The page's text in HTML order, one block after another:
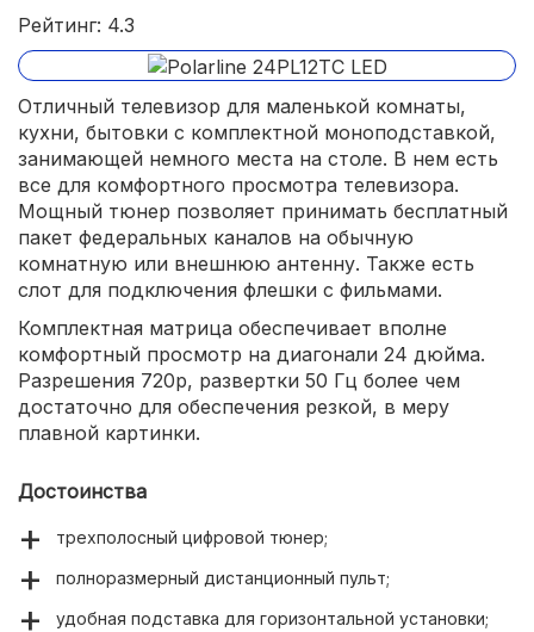
Рейтинг: 4.3
Отличный телевизор для маленькой комнаты,
кухни, бытовки с комплектной моноподставкой,
занимающей немного места на столе. В нем есть
все для комфортного просмотра телевизора.
Мощный тюнер позволяет принимать бесплатный
пакет федеральных каналов на обычную
комнатную или внешнюю антенну. Также есть
слот для подключения флешки с фильмами.
Комплектная матрица обеспечивает вполне
комфортный просмотр на диагонали 24 дюйма.
Разрешения 720p, развертки 50 Гц более чем
достаточно для обеспечения резкой, в меру
плавной картинки.
Достоинства
трехполосный цифровой тюнер;
полноразмерный дистанционный пульт;
удобная подставка для горизонтальной установки;